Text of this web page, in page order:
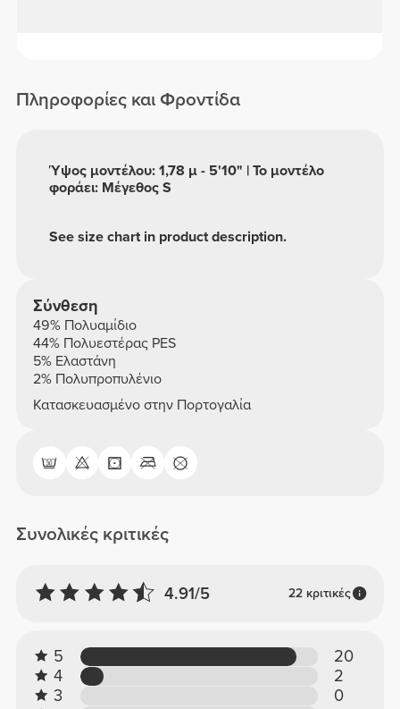
Πληροφορίες και Φροντίδα
See size chart in product description.
Ύψος μοντέλου: 1,78 μ - 5'10" | Το μοντέλο
φοράει: Μέγεθος S
Σύνθεση
49% Πολυαμίδιο
44% Πολυεστέρας PES
5% Ελαστάνη
2% Πολυπροπυλένιο
Κατασκευασμένο στην Πορτογαλία
Συνολικές κριτικές
4.91/5 22 κριτικές
5
20
4
2
3
0